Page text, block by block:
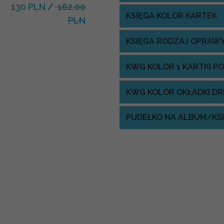
130 PLN / 162.00
PLN
KSIĘGA KOLOR KARTEK
KSIĘGA RODZAJ
KWG KOLOR 1 KARTKI
KWG KOLOR OKŁADKI
PUDEŁKO NA ALBUM/